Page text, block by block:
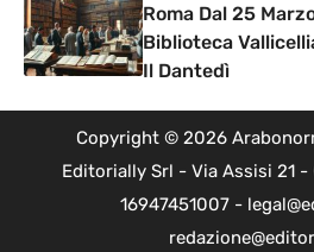
Roma Dal 25
Biblioteca
Il Dantedì
Copyright © 2026
Editorially Srl - Via Assisi 21 -
16947451007 -